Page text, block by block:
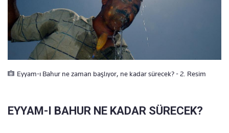
Eyyam-ı Bahur ne zaman başlıyor, ne kadar sürecek? - 2. Resim
EYYAM-I BAHUR NE KADAR SÜRECEK?